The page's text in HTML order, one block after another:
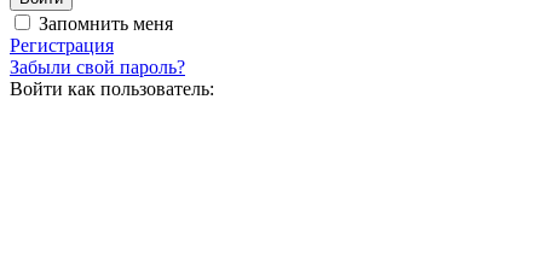
Запомнить меня
Регистрация
Забыли свой пароль?
Войти как пользователь: